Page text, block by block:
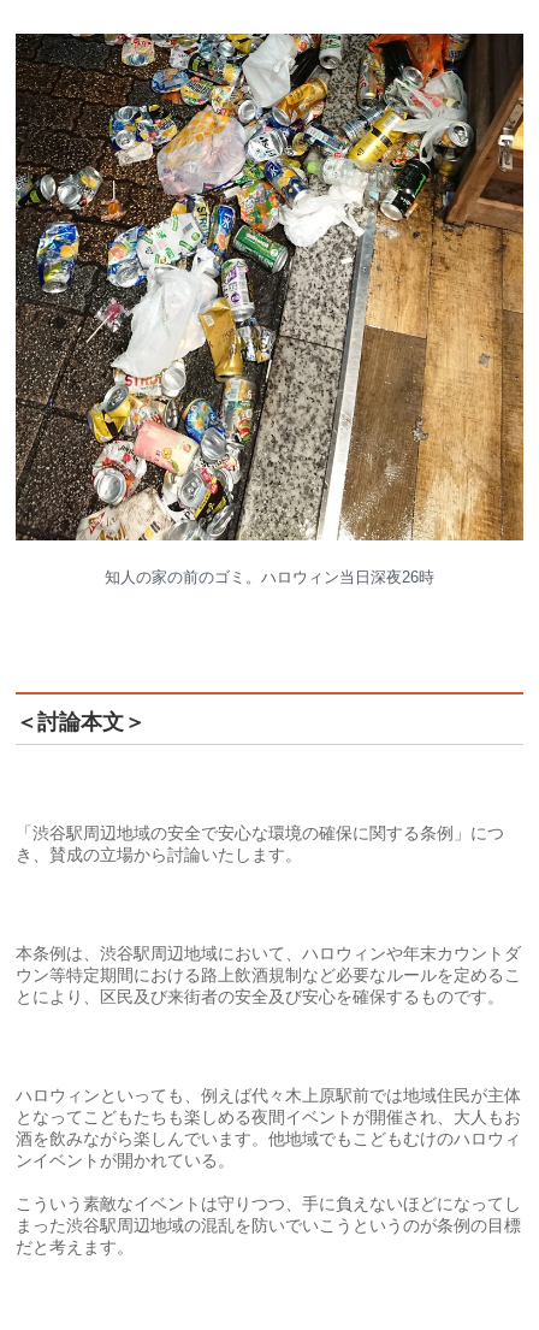
知人の家の前のゴミ。ハロウィン当日深夜26時
＜討論本文＞
「渋谷駅周辺地域の安全で安心な環境の確保に関する条例」につ
き、賛成の立場から討論いたします。
本条例は、渋谷駅周辺地域において、ハロウィンや年末カウントダ
ウン等特定期間における路上飲酒規制など必要なルールを定めるこ
とにより、区民及び来街者の安全及び安心を確保するものです。
ハロウィンといっても、例えば代々木上原駅前では地域住民が主体
となってこどもたちも楽しめる夜間イベントが開催され、大人もお
酒を飲みながら楽しんでいます。他地域でもこどもむけのハロウィ
ンイベントが開かれている。
こういう素敵なイベントは守りつつ、手に負えないほどになってし
まった渋谷駅周辺地域の混乱を防いでいこうというのが条例の目標
だと考えます。